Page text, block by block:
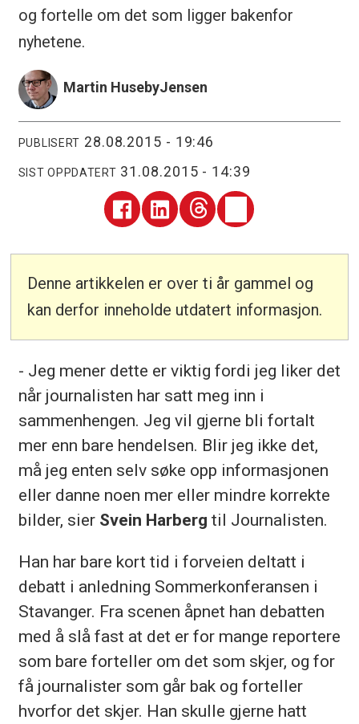
og fortelle om det som ligger bakenfor
nyhetene.
Martin HusebyJensen
PUBLISERT 28.08.2015 - 19:46
SIST OPPDATERT 31.08.2015 - 14:39
Denne artikkelen er over ti år gammel og
kan derfor inneholde utdatert informasjon.
- Jeg mener dette er viktig fordi jeg liker det
når journalisten har satt meg inn i
sammenhengen. Jeg vil gjerne bli fortalt
mer enn bare hendelsen. Blir jeg ikke det,
må jeg enten selv søke opp informasjonen
eller danne noen mer eller mindre korrekte
bilder, sier Svein Harberg til Journalisten.
Han har bare kort tid i forveien deltatt i
debatt i anledning Sommerkonferansen i
Stavanger. Fra scenen åpnet han debatten
med å slå fast at det er for mange reportere
som bare forteller om det som skjer, og for
få journalister som går bak og forteller
hvorfor det skjer. Han skulle gjerne hatt